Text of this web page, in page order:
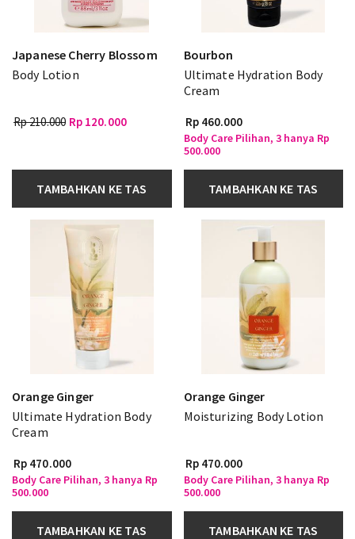
Japanese Cherry Blossom
Body Lotion
Rp 210.000 Rp 120.000
TAMBAHKAN KE TAS
Bourbon
Ultimate Hydration Body
Cream
Rp 460.000
Body Care Pilihan, 3 hanya Rp
500.000
TAMBAHKAN KE TAS
Orange Ginger
Ultimate Hydration Body
Cream
Rp 470.000
Body Care Pilihan, 3 hanya Rp
500.000
TAMBAHKAN KE TAS
Orange Ginger
Moisturizing Body Lotion
Rp 470.000
Body Care Pilihan, 3 hanya Rp
500.000
TAMBAHKAN KE TAS